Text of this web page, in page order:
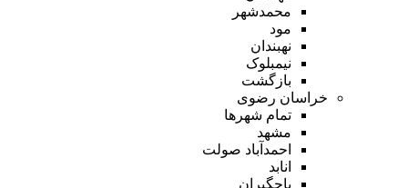
محمدشهر
مود
نهبندان
نیمبلوک
بازگشت
خراسان رضوی
تمام شهر‌ها
مشهد
احمدآباد صولت
انابد
باجگیران